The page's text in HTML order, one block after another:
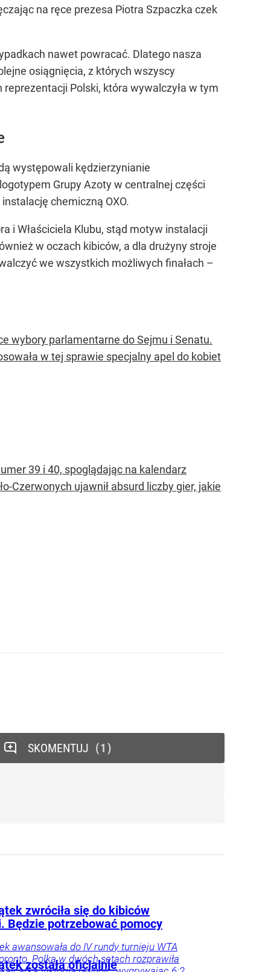
na ręce prezesa Piotra Szpaczka czek
nawet powracać. Dlatego nasza
osiągnięcia, z których wszyscy
Polski, która wywalczyła w tym
występowali kędzierzynianie
Grupy Azoty w centralnej części
chemiczną OXO.
i Właściciela Klubu, stąd motyw instalacji
w oczach kibiców, a dla drużyny stroje
we wszystkich możliwych finałach –
wybory parlamentarne do Sejmu i Senatu.
w tej sprawie specjalny apel do kobiet
39 i 40, spoglądając na kalendarz
Czerwonych ujawnił absurd liczby gier, jakie
SKOMENTUJ 1
zwróciła się do kibiców
Będzie potrzebować pomocy
awansowała do IV rundy turnieju WTA
Polka w dwóch setach rozprawiła
została oficjalnie